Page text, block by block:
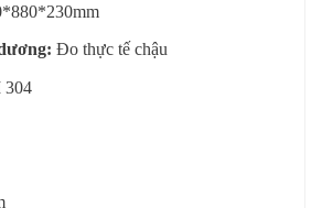
Đo thực tế chậu
304